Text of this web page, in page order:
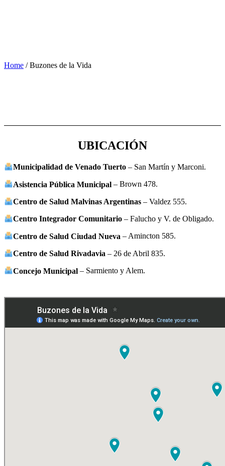
Home /Buzones de la Vida
UBICACIÓN
Municipalidad de Venado Tuerto – San Martín y Marconi.
Asistencia Pública Municipal – Brown 478.
Centro de Salud Malvinas Argentinas – Valdez 555.
Centro Integrador Comunitario – Falucho y V. de Obligado.
Centro de Salud Ciudad Nueva – Amincton 585.
Centro de Salud Rivadavia – 26 de Abril 835.
Concejo Municipal – Sarmiento y Alem.